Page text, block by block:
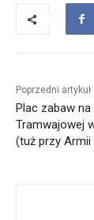
Poprzedni artykuł
Plac zabaw na
Tramwajowej
(tuż przy Armii